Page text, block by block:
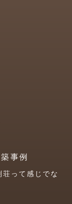
事例
荘って感じでな